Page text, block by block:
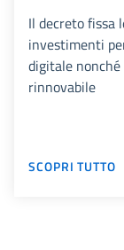
Il decreto fissa
investimenti
digitale nonché
rinnovabile
SCOPRI TUTTO